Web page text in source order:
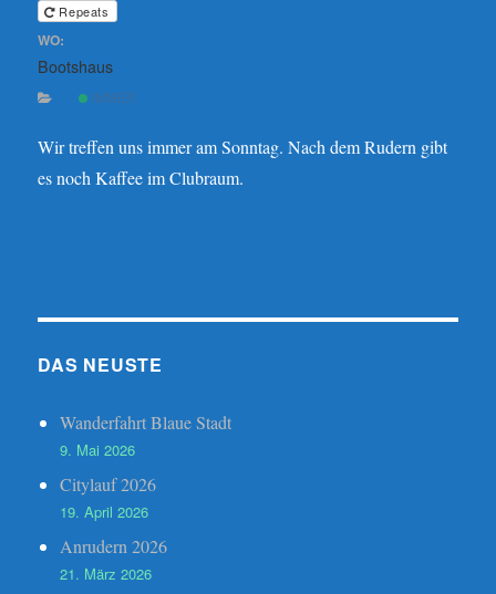
Repeats
WO:
Bootshaus
IMMER
Wir treffen uns immer am Sonntag. Nach dem Rudern gibt
es noch Kaffee im Clubraum.
DAS NEUSTE
Wanderfahrt Blaue Stadt
9. Mai 2026
Citylauf 2026
19. April 2026
Anrudern 2026
21. März 2026